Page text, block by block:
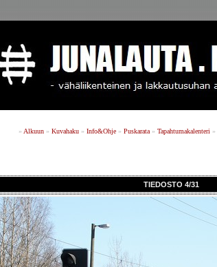
» Alkuun» Kuvahaku» Info&Ohje» Puskarata» Tapahtumakalenteri »
TIEDOSTO 4/31